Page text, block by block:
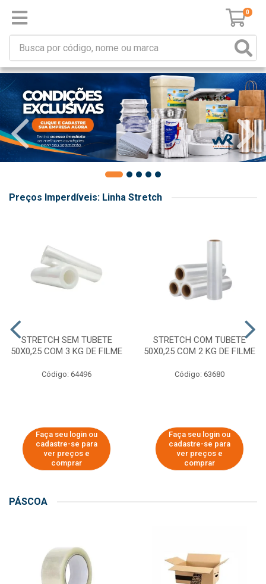
0
Preços Imperdíveis: Linha Stretch
STRETCH SEM TUBETE
50X0,25 COM 3 KG DE FILME
Código: 64496
Faça seu login ou
cadastre-se para
ver preços e
comprar
STRETCH COM TUBETE
50X0,25 COM 2 KG DE FILME
Código: 63680
Faça seu login ou
cadastre-se para
ver preços e
comprar
PÁSCOA